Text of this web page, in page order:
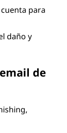
para
daño y
de